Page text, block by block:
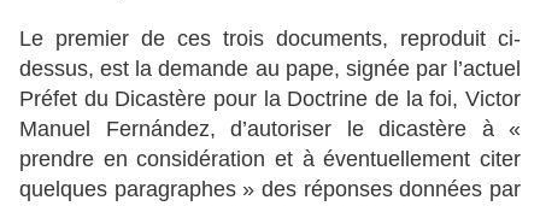
Le premier de ces trois documents, reproduit ci-
dessus, est la demande au pape, signée par l’actuel
Préfet du Dicastère pour la Doctrine de la foi, Victor
Manuel Fernández, d’autoriser le dicastère à «
prendre en considération et à éventuellement citer
quelques paragraphes » des réponses données par